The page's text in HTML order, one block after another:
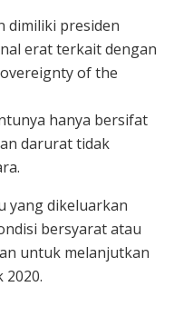
dimiliki presiden
erat terkait dengan
of the
hanya bersifat
darurat tidak
yang dikeluarkan
bersyarat atau
untuk melanjutkan